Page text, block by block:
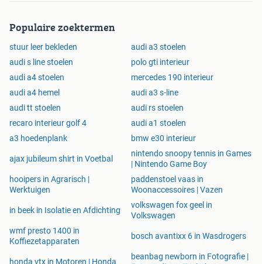
Populaire zoektermen
stuur leer bekleden
audi a3 stoelen
audi s line stoelen
polo gti interieur
audi a4 stoelen
mercedes 190 interieur
audi a4 hemel
audi a3 s-line
audi tt stoelen
audi rs stoelen
recaro interieur golf 4
audi a1 stoelen
a3 hoedenplank
bmw e30 interieur
ajax jubileum shirt in Voetbal
nintendo snoopy tennis in Games
| Nintendo Game Boy
hooipers in Agrarisch |
Werktuigen
paddenstoel vaas in
Woonaccessoires | Vazen
in beek in Isolatie en Afdichting
volkswagen fox geel in
Volkswagen
wmf presto 1400 in
Koffiezetapparaten
bosch avantixx 6 in Wasdrogers
honda vtx in Motoren | Honda
beanbag newborn in Fotografie |